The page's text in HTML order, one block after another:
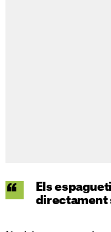
Els
directament